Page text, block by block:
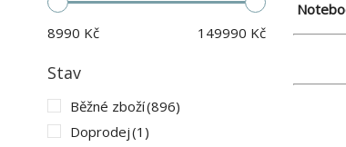
8990 Kč 149990 Kč
Stav
Běžné zboží(896)
Doprodej(1)